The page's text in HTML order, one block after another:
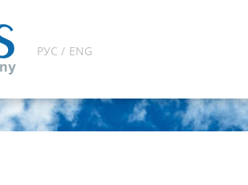
РУС / ENG